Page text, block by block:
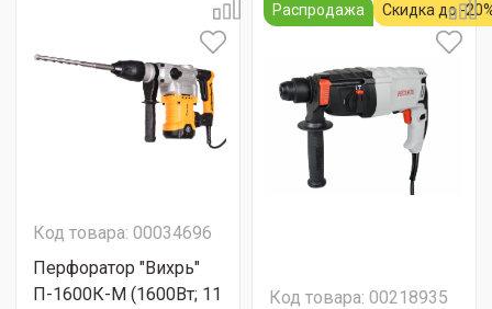
Код товара: 00034696
Перфоратор "Вихрь"
П-1600К-М (1600Вт; 11
Распродажа Скидка до -
Код товара: 00218935